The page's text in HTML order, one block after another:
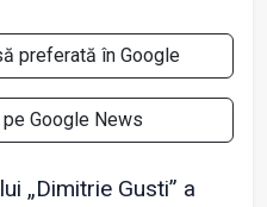
preferată în Google
Google News
„Dimitrie Gusti” a